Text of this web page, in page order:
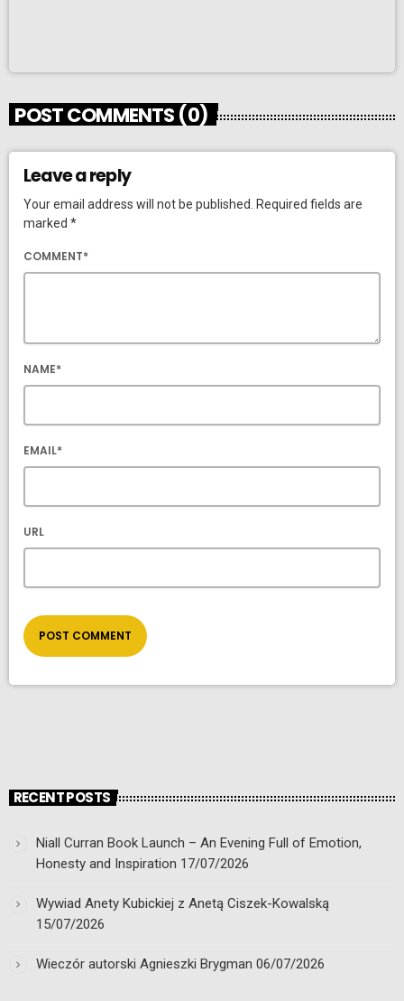
POST COMMENTS (0)
Leave a reply
Your email address will not be published. Required fields are
marked *
COMMENT*
NAME*
EMAIL*
URL
RECENT POSTS
Niall Curran Book Launch – An Evening Full of Emotion,
Honesty and Inspiration 17/07/2026
Wywiad Anety Kubickiej z Anetą Ciszek-Kowalską
15/07/2026
Wieczór autorski Agnieszki Brygman 06/07/2026